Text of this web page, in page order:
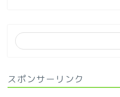
スポンサーリンク